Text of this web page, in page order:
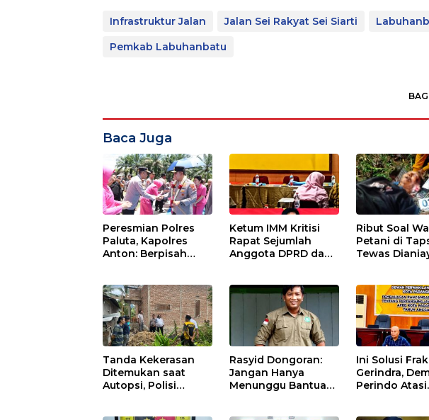
Infrastruktur Jalan Jalan Sei Rakyat Sei Siarti
Pemkab Labuhanbatu
Baca Juga
Peresmian Polres
Paluta, Kapolres
Anton: Berpisah
Masyarakat
Ketum IMM Kritisi
Rapat Sejumlah
Anggota DPRD dan
Ribut Soal
Petani di
Tewas
Tanda Kekerasan
Ditemukan saat
Autopsi, Polisi
Rasyid Dongoran:
Jangan Hanya
Menunggu Bantuan,
Ini Solusi
Gerindra,
Perindo Atasi